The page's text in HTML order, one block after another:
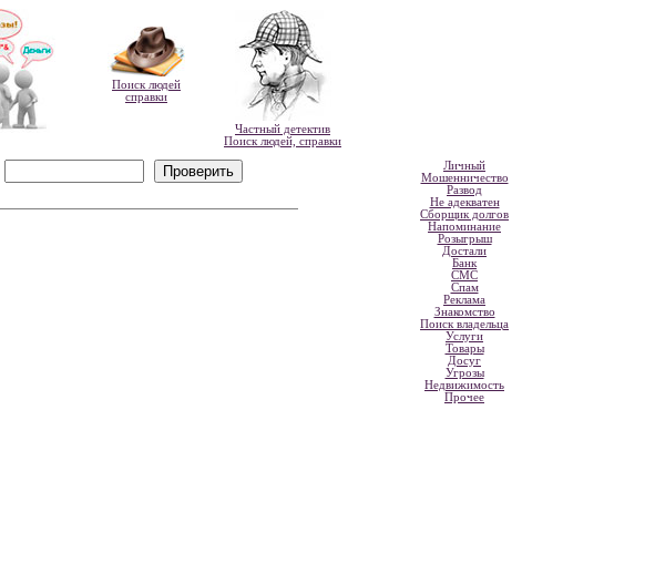
Поиск людей
справки
Частный детектив
Поиск людей, справки
Личный
Мошенничество
Развод
Не адекватен
Сборщик долгов
Напоминание
Розыгрыш
Достали
Банк
СМС
Спам
Реклама
Знакомство
Поиск владельца
Услуги
Товары
Досуг
Угрозы
Недвижимость
Прочее